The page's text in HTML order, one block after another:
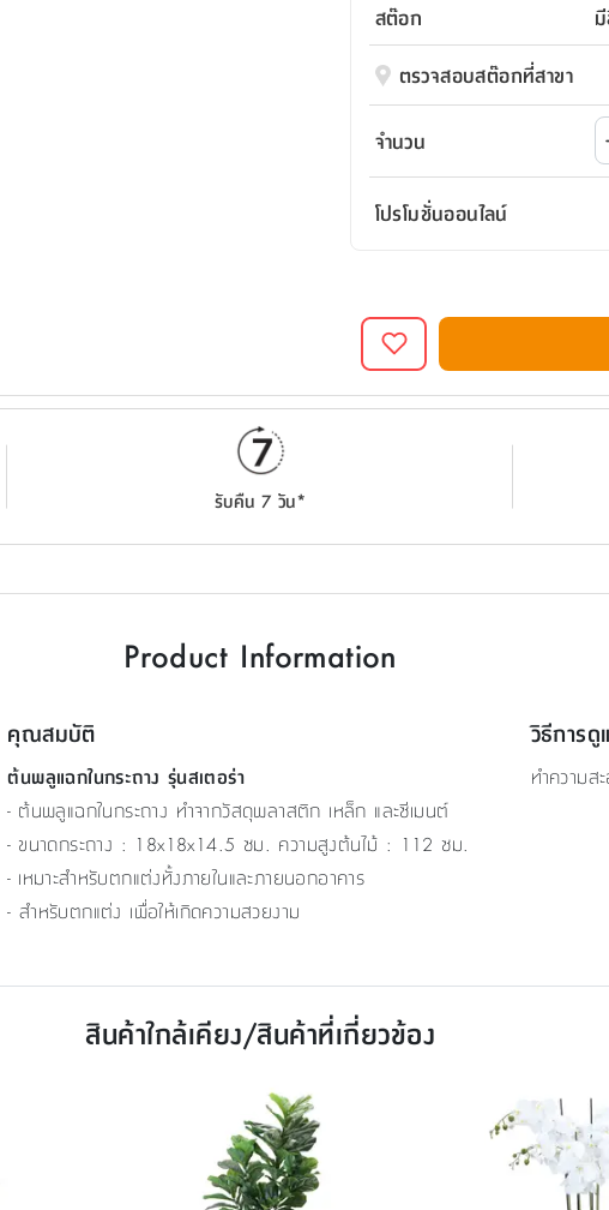
สต๊อก
ตรวจสอบสต๊อกที่สาขา
จำนวน
โปรโมชั่นออนไลน์
รับคืน 7 วัน*
Product Information
คุณสมบัติ
ต้นพลูแฉกในกระถาง รุ่นสเตอร่า
- ต้นพลูแฉกในกระถาง ทำจากวัสดุพลาสติก เหล็ก และซีเมนต์
- ขนาดกระถาง : 18x18x14.5 ซม. ความสูงต้นไม้ : 112 ซม.
- เหมาะสำหรับตกแต่งทั้งภายในและภายนอกอาคาร
​- สำหรับตกแต่ง เพื่อให้เกิดความสวยงาม
วิธีการ
ทำความส
สินค้าใกล้เคียง/สินค้าที่เกี่ยวข้อง